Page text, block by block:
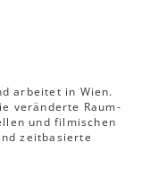
arbeitet in Wien.
veränderte Raum-
und filmischen
zeitbasierte